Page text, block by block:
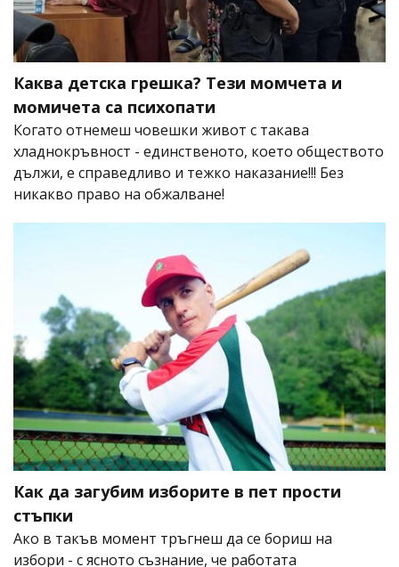
Каква детска грешка? Тези момчета и
момичета са психопати
Когато отнемеш човешки живот с такава
хладнокръвност - единственото, което обществото
дължи, е справедливо и тежко наказание!!! Без
никакво право на обжалване!
Как да загубим изборите в пет прости
стъпки
Ако в такъв момент тръгнеш да се бориш на
избори - с ясното съзнание, че работата